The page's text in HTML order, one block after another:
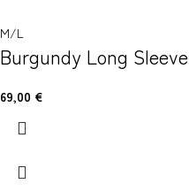
M/L
Burgundy Long Sleeve
69,00 €